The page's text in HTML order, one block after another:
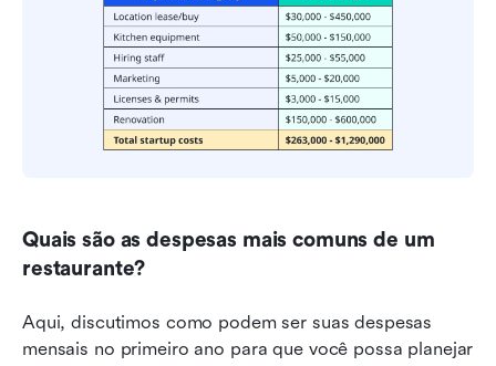
Quais são as despesas mais comuns de um
restaurante?
Aqui, discutimos como podem ser suas despesas
mensais no primeiro ano para que você possa planejar